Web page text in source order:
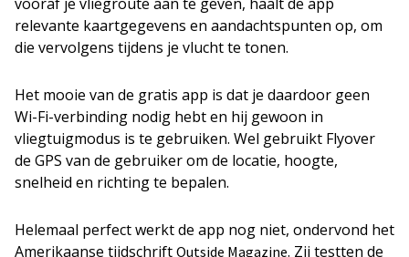
relevante kaartgegevens en aandachtspunten op, om
die vervolgens tijdens je vlucht te tonen.
Het mooie van de gratis app is dat je daardoor geen
Wi-Fi-verbinding nodig hebt en hij gewoon in
vliegtuigmodus is te gebruiken. Wel gebruikt Flyover
de GPS van de gebruiker om de locatie, hoogte,
snelheid en richting te bepalen.
Helemaal perfect werkt de app nog niet, ondervond het
Amerikaanse tijdschrift Outside Magazine. Zij testten de